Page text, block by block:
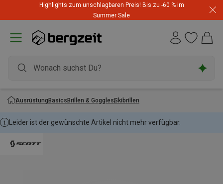
Highlights zum unschlagbaren Preis! Bis zu -60 % im
Summer Sale
AusrüstungBasicsBrillen & GogglesSkibrillen
Leider ist der gewünschte Artikel nicht mehr verfügbar.